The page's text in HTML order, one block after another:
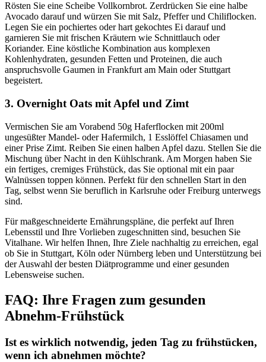
Rösten Sie eine Scheibe Vollkornbrot. Zerdrücken Sie eine halbe
Avocado darauf und würzen Sie mit Salz, Pfeffer und Chiliflocken.
Legen Sie ein pochiertes oder hart gekochtes Ei darauf und
garnieren Sie mit frischen Kräutern wie Schnittlauch oder
Koriander. Eine köstliche Kombination aus komplexen
Kohlenhydraten, gesunden Fetten und Proteinen, die auch
anspruchsvolle Gaumen in Frankfurt am Main oder Stuttgart
begeistert.
3. Overnight Oats mit Apfel und Zimt
Vermischen Sie am Vorabend 50g Haferflocken mit 200ml
ungesüßter Mandel- oder Hafermilch, 1 Esslöffel Chiasamen und
einer Prise Zimt. Reiben Sie einen halben Apfel dazu. Stellen Sie die
Mischung über Nacht in den Kühlschrank. Am Morgen haben Sie
ein fertiges, cremiges Frühstück, das Sie optional mit ein paar
Walnüssen toppen können. Perfekt für den schnellen Start in den
Tag, selbst wenn Sie beruflich in Karlsruhe oder Freiburg unterwegs
sind.
Für maßgeschneiderte Ernährungspläne, die perfekt auf Ihren
Lebensstil und Ihre Vorlieben zugeschnitten sind, besuchen Sie
Vitalhane. Wir helfen Ihnen, Ihre Ziele nachhaltig zu erreichen, egal
ob Sie in Stuttgart, Köln oder Nürnberg leben und Unterstützung bei
der Auswahl der besten Diätprogramme und einer gesunden
Lebensweise suchen.
FAQ: Ihre Fragen zum gesunden
Abnehm-Frühstück
Ist es wirklich notwendig, jeden Tag zu frühstücken,
wenn ich abnehmen möchte?